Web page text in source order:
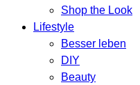
Shop the Look
Lifestyle
Besser leben
DIY
Beauty